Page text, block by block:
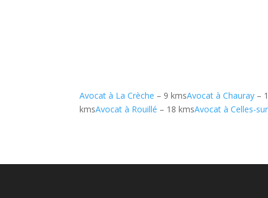
Avocat à La Crèche – 9 kmsAvocat à Chauray –
kmsAvocat à Rouillé – 18 kmsAvocat à Celles-